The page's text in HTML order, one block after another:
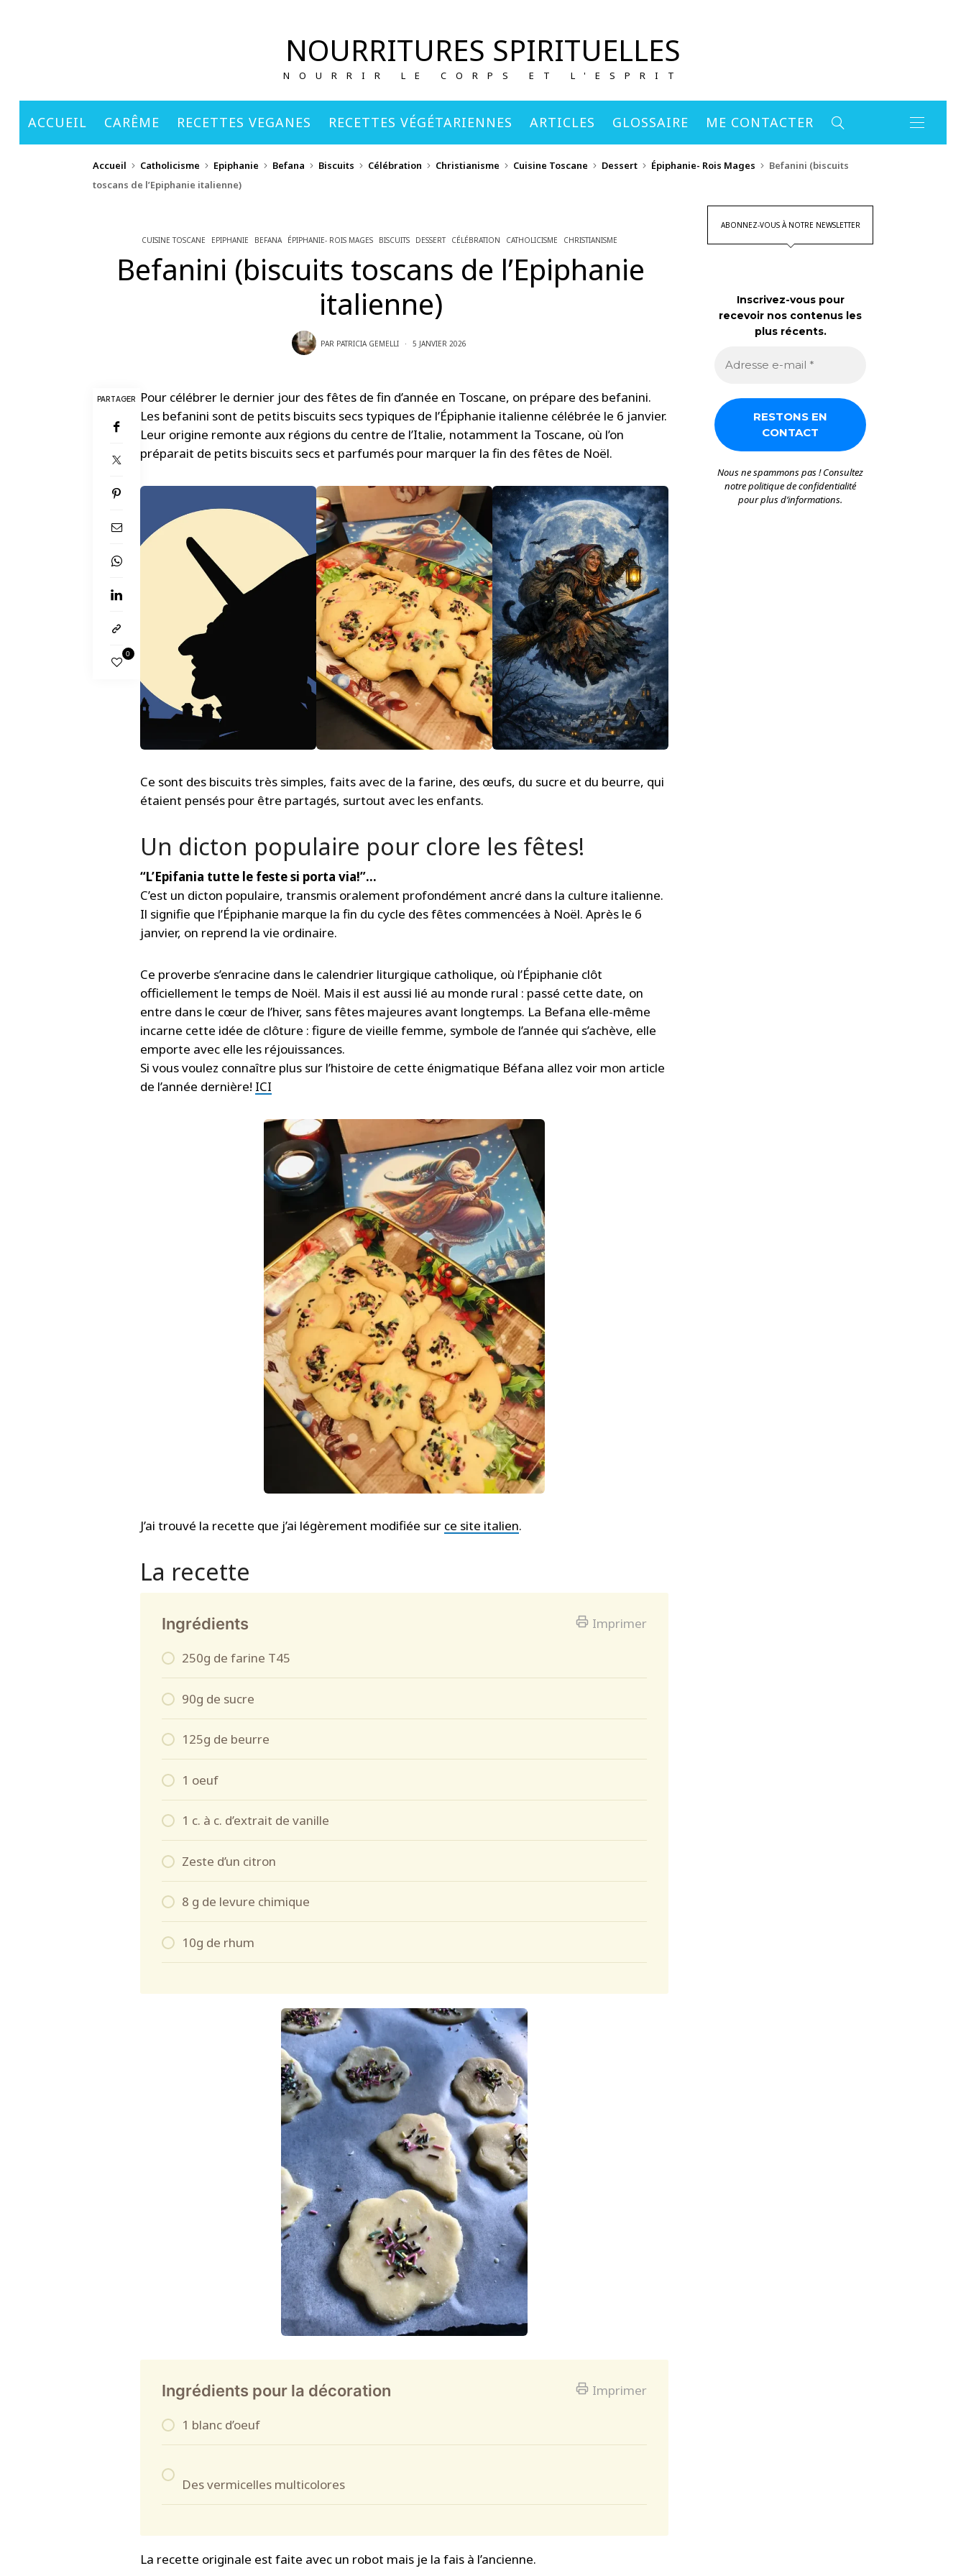
NOURRITURES SPIRITUELLES
NOURRIR LE CORPS ET L'ESPRIT
ACCUEIL CARÊME RECETTES VEGANES RECETTES VÉGÉTARIENNES ARTICLES GLOSSAIRE ME CONTACTER
Accueil Catholicisme Epiphanie Befana Biscuits Célébration Christianisme Cuisine Toscane Dessert Épiphanie- Rois Mages
Befanini (biscuits
toscans de l’Epiphanie italienne)
CUISINE TOSCANE EPIPHANIE BEFANA ÉPIPHANIE- ROIS MAGES BISCUITS DESSERT CÉLÉBRATION CATHOLICISME CHRISTIANISME
Befanini (biscuits toscans de l’Epiphanie
italienne)
PAR PATRICIA GEMELLI 5 JANVIER 2026
PARTAGER
0
Pour célébrer le dernier jour des fêtes de fin d’année en Toscane, on prépare des befanini.
Les befanini sont de petits biscuits secs typiques de l’Épiphanie italienne célébrée le 6 janvier.
Leur origine remonte aux régions du centre de l’Italie, notamment la Toscane, où l’on
préparait de petits biscuits secs et parfumés pour marquer la fin des fêtes de Noël.
Ce sont des biscuits très simples, faits avec de la farine, des œufs, du sucre et du beurre, qui
étaient pensés pour être partagés, surtout avec les enfants.
Un dicton populaire pour clore les fêtes!
“L’Epifania tutte le feste si porta via!”…
C’est un dicton populaire, transmis oralement profondément ancré dans la culture italienne.
Il signifie que l’Épiphanie marque la fin du cycle des fêtes commencées à Noël. Après le 6
janvier, on reprend la vie ordinaire.
Ce proverbe s’enracine dans le calendrier liturgique catholique, où l’Épiphanie clôt
officiellement le temps de Noël. Mais il est aussi lié au monde rural : passé cette date, on
entre dans le cœur de l’hiver, sans fêtes majeures avant longtemps. La Befana elle-même
incarne cette idée de clôture : figure de vieille femme, symbole de l’année qui s’achève, elle
emporte avec elle les réjouissances.
Si vous voulez connaître plus sur l’histoire de cette énigmatique Béfana allez voir mon article
de l’année dernière! ICI
J’ai trouvé la recette que j’ai légèrement modifiée sur ce site italien.
La recette
Imprimer
Ingrédients
250g de farine T45
90g de sucre
125g de beurre
1 oeuf
1 c. à c. d’extrait de vanille
Zeste d’un citron
8 g de levure chimique
10g de rhum
Imprimer
Ingrédients pour la décoration
1 blanc d’oeuf
Des vermicelles multicolores
La recette originale est faite avec un robot mais je la fais à l’ancienne.
ABONNEZ-VOUS À NOTRE NEWSLETTER
Inscrivez-vous pour
recevoir nos contenus les
plus récents.
Nous ne spammons pas ! Consultez
notrepolitique de confidentialité
pour plus d’informations.